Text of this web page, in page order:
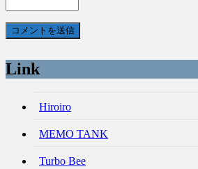
Link
Hiroiro
MEMO TANK
Turbo Bee